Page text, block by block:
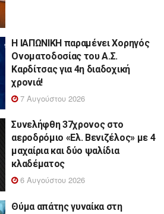
Η ΙΑΠΩΝΙΚΗ παραμένει Χορηγός
Ονοματοδοσίας του Α.Σ.
Καρδίτσας για 4η διαδοχική
χρονιά!
7 Αυγούστου 2026
Συνελήφθη 37χρονος στο
αεροδρόμιο «Ελ. Βενιζέλος» με 4
μαχαίρια και δύο ψαλίδια
κλαδέματος
6 Αυγούστου 2026
Θύμα απάτης γυναίκα στη